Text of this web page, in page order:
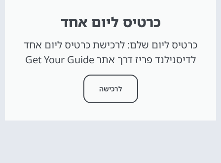
כרטיס ליום אחד
כרטיס ליום שלם: לרכישת כרטיס ליום אחד
לדיסנילנד פריז דרך אתר Get Your Guide
לרכישה